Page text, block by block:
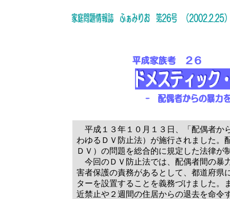
平成１３年１０月１３日、「配偶者か
わゆるＤＶ防止法）が施行されました。
ＤＶ）の問題を総合的に規定した法律
今回のＤＶ防止法では、配偶者間の暴
害者保護の責務があるとして、都道府県
ターを設置することを義務づけました。
近禁止や２週間の住居からの退去を命令